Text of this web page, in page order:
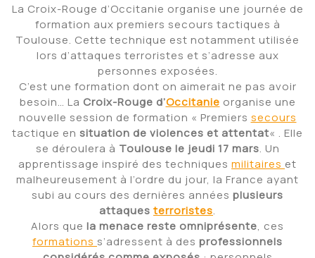
La Croix-Rouge d’Occitanie organise une journée de
formation aux premiers secours tactiques à
Toulouse. Cette technique est notamment utilisée
lors d’attaques terroristes et s’adresse aux
personnes exposées.
C’est une formation dont on aimerait ne pas avoir
besoin… La Croix-Rouge d’Occitanie organise une
nouvelle session de formation « Premiers secours
tactique en situation de violences et attentat« . Elle
se déroulera à Toulouse le jeudi 17 mars. Un
apprentissage inspiré des techniques militaires et
malheureusement à l’ordre du jour, la France ayant
subi au cours des dernières années plusieurs
attaques terroristes.
Alors que la menace reste omniprésente, ces
formations s’adressent à des professionnels